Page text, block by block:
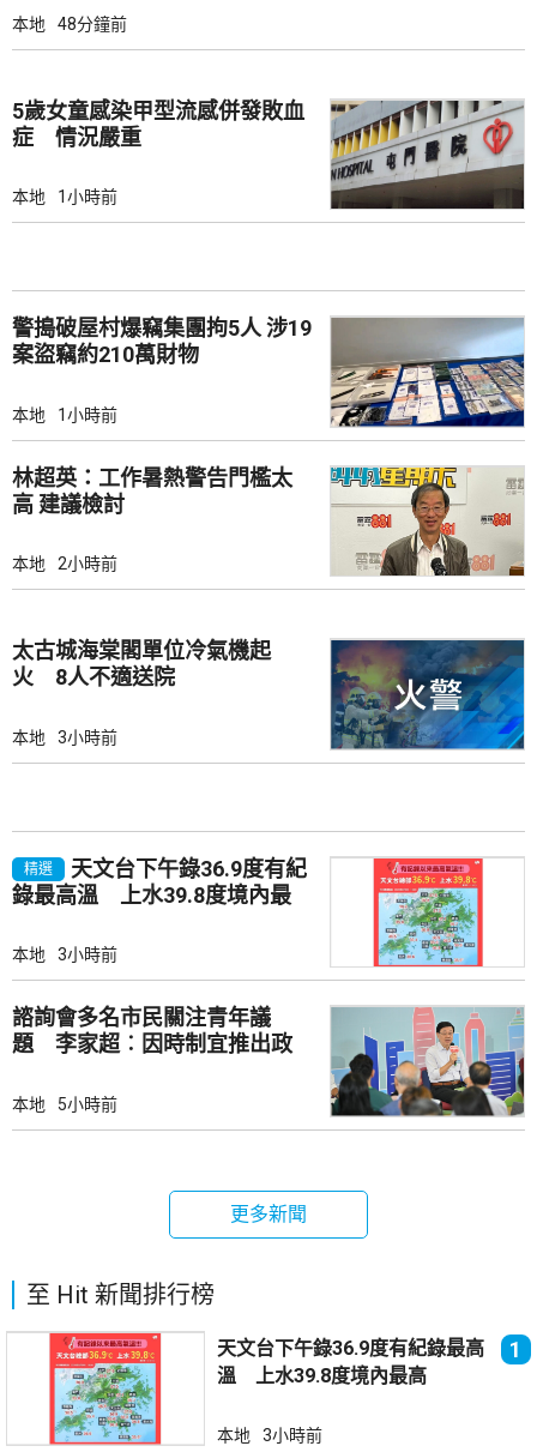
本地 48分鐘前
5歲女童感染甲型流感併發敗血
症 情況嚴重
本地 1小時前
警搗破屋村爆竊集團拘5人 涉19
案盜竊約210萬財物
本地 1小時前
林超英：工作暑熱警告門檻太
高 建議檢討
本地 2小時前
太古城海棠閣單位冷氣機起
火 8人不適送院
本地 3小時前
精選
天文台下午錄36.9度有紀
錄最高溫 上水39.8度境內最
本地 3小時前
諮詢會多名市民關注青年議
題 李家超︰因時制宜推出政
本地 5小時前
更多新聞
至 Hit 新聞排行榜
天文台下午錄36.9度有紀錄最高
溫 上水39.8度境內最高
1
本地 3小時前